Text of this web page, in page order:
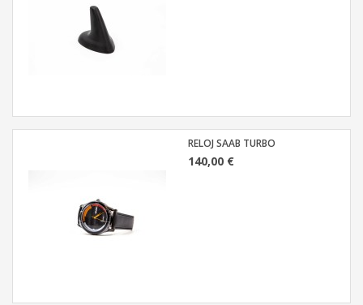
RELOJ SAAB TURBO
140,00 €